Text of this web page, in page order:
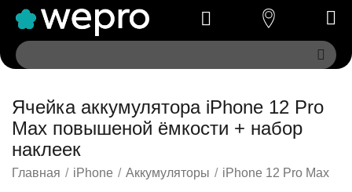
Ячейка аккумулятора iPhone 12 Pro
Max повышеной ёмкости + набор
наклеек
Главная / iPhone / Аккумуляторы / iPhone 12 Pro Max